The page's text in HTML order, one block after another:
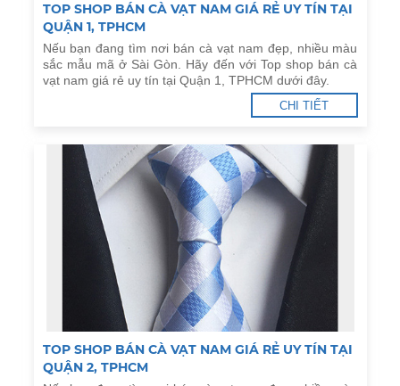
TOP SHOP BÁN CÀ VẠT NAM GIÁ RẺ UY TÍN TẠI
QUẬN 1, TPHCM
Nếu bạn đang tìm nơi bán cà vạt nam đẹp, nhiều màu
sắc mẫu mã ở Sài Gòn. Hãy đến với Top shop bán cà
vạt nam giá rẻ uy tín tại Quận 1, TPHCM dưới đây.
CHI TIẾT
TOP SHOP BÁN CÀ VẠT NAM GIÁ RẺ UY TÍN TẠI
QUẬN 2, TPHCM